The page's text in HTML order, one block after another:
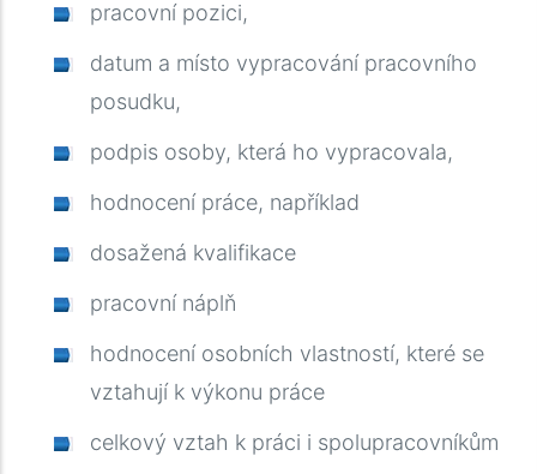
pracovní pozici,
datum a místo vypracování pracovního
posudku,
podpis osoby, která ho vypracovala,
hodnocení práce, například
dosažená kvalifikace
pracovní náplň
hodnocení osobních vlastností, které se
vztahují k výkonu práce
celkový vztah k práci i spolupracovníkům